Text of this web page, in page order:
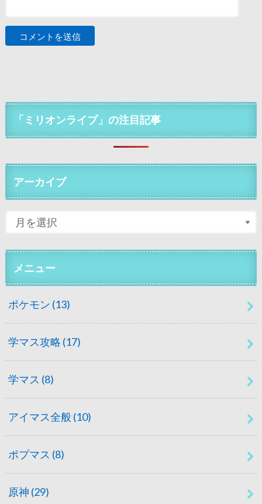
「ミリオンライブ」の注目記事
アーカイブ
メニュー
ポケモン (13)
学マス攻略 (17)
学マス (8)
アイマス全般 (10)
ポプマス (8)
原神 (29)